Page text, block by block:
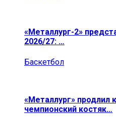
«Металлург-2»
2026/27: …
Баскетбол
«Металлург» продлил
чемпионский костяк…